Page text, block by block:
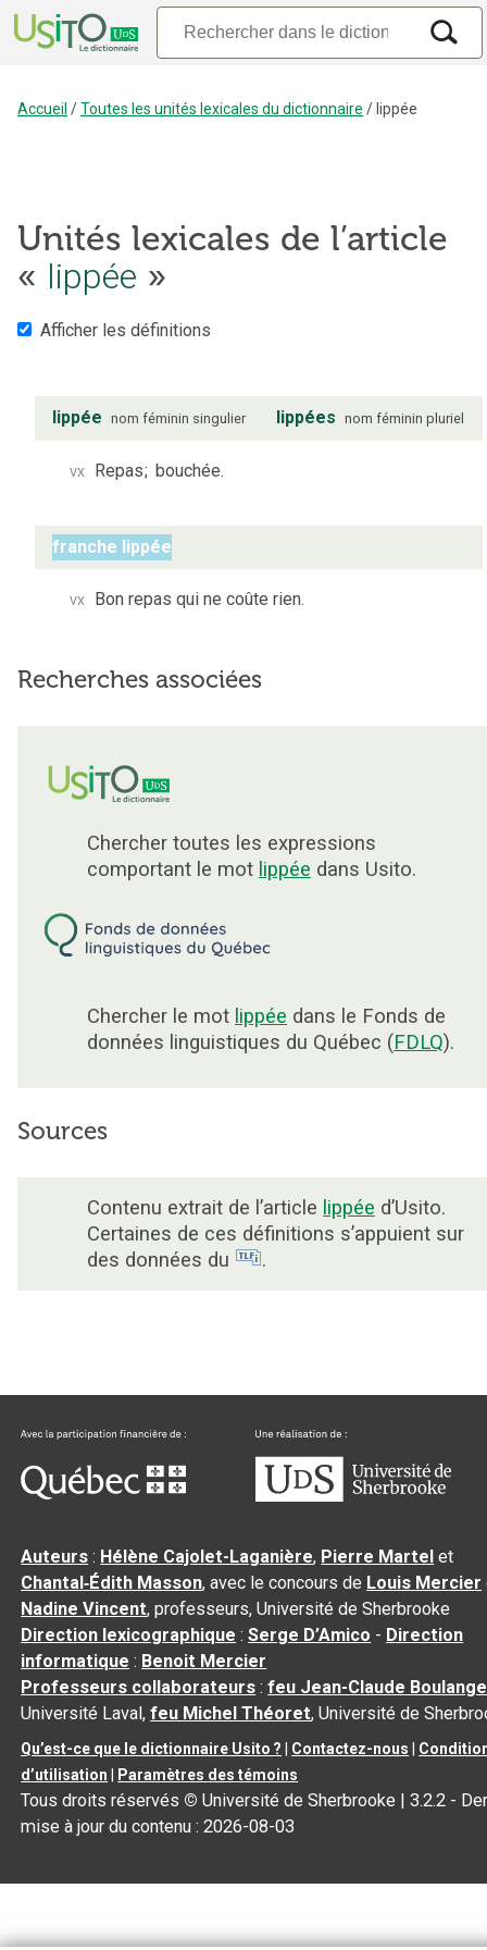
Accueil /Toutes les unités lexicales du dictionnaire / lippée
Unités lexicales de l’article
« lippée »
Afficher les définitions
lippée nom féminin singulier lippées nom féminin pluriel
vx Repas; bouchée.
franche lippée
vx Bon repas qui ne coûte rien.
Recherches associées
Chercher toutes les expressions
comportant le mot lippée dans Usito.
Chercher le mot lippée dans le Fonds de
données linguistiques du Québec (FDLQ).
Sources
Contenu extrait de l’article lippée d’Usito.
Certaines de ces définitions s’appuient sur
des données du
.
Auteurs : Hélène Cajolet-Laganière, Pierre Martel et
Chantal‑Édith Masson, avec le concours de Louis Mercier
Nadine Vincent, professeurs, Université de Sherbrooke
Direction lexicographique :Serge D’Amico - Direction
informatique : Benoit Mercier
Professeurs collaborateurs :feu Jean-Claude
Université Laval,feu Michel Théoret, Université de
Qu’est-ce que le dictionnaire Usito ? Contactez-nous
d’utilisation
Paramètres des témoins
Tous droits réservés © Université de Sherbrooke |3.2.2 -
mise à jour du contenu :2026-08-03